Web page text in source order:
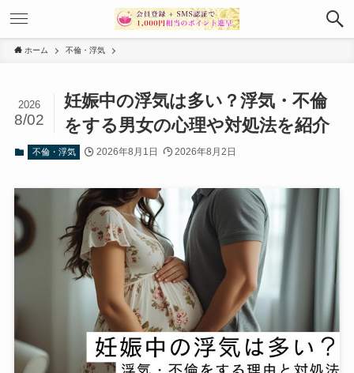
ホーム 不倫・浮気
妊娠中の浮気は多い？浮気・不倫
をする男女の心理や対処法を紹介
2026
8/02
不倫・浮気 2026年8月1日 2026年8月2日